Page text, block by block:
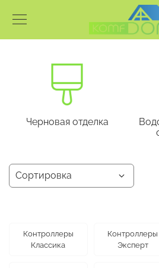
Черновая отделка
Контроллеры
Классика
Контроллеры
Эксперт